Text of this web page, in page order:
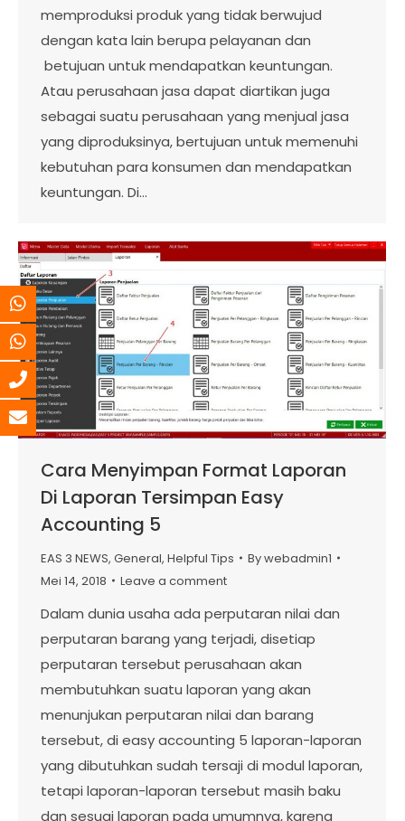
memproduksi produk yang tidak berwujud
dengan kata lain berupa pelayanan dan
betujuan untuk mendapatkan keuntungan.
Atau perusahaan jasa dapat diartikan juga
sebagai suatu perusahaan yang menjual jasa
yang diproduksinya, bertujuan untuk memenuhi
kebutuhan para konsumen dan mendapatkan
keuntungan. Di…
Cara Menyimpan Format Laporan
Di Laporan Tersimpan Easy
Accounting 5
EAS 3 NEWS, General, Helpful Tips Bywebadmin1
Mei 14, 2018
Leave a comment
Dalam dunia usaha ada perputaran nilai dan
perputaran barang yang terjadi, disetiap
perputaran tersebut perusahaan akan
membutuhkan suatu laporan yang akan
menunjukan perputaran nilai dan barang
tersebut, di easy accounting 5 laporan-laporan
yang dibutuhkan sudah tersaji di modul laporan,
tetapi laporan-laporan tersebut masih baku
dan sesuai laporan pada umumnya, karena